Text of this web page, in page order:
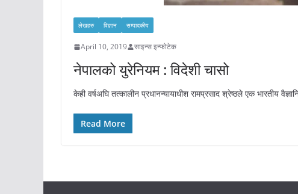
लेखहरु विज्ञान सम्पादकीय
April 10, 2019 साइन्स इन्फोटेक
नेपालको युरेनियम : विदेशी चासो
केही वर्षअघि तत्कालीन प्रधानन्यायाधीश रामप्रसाद श्रेष्ठले एक भारतीय
Read More